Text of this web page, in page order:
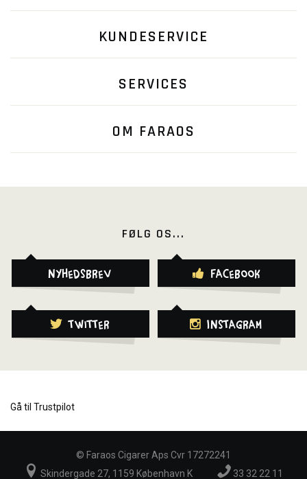
KUNDESERVICE
SERVICES
OM FARAOS
FØLG OS...
Nyhedsbrev Facebook
Twitter Instagram
Gå til Trustpilot
© Faraos Cigarer Aps Cvr 17272241
Skindergade 27, 1159 København K
33 32 22 11